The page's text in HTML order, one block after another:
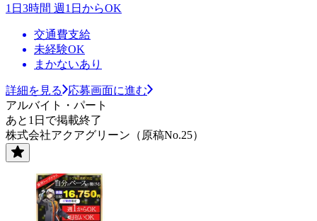
1日3時間 週1日からOK
交通費支給
未経験OK
まかないあり
詳細を見る
応募画面に進む
アルバイト・パート
あと1日で掲載終了
株式会社アクアグリーン（原稿No.25）